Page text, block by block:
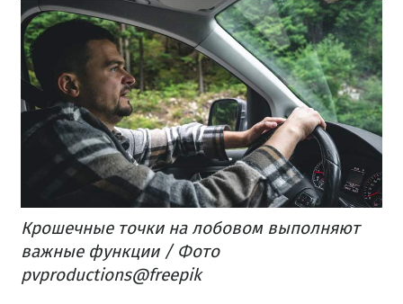
Крошечные точки на лобовом выполняют
важные функции / Фото
pvproductions@freepik